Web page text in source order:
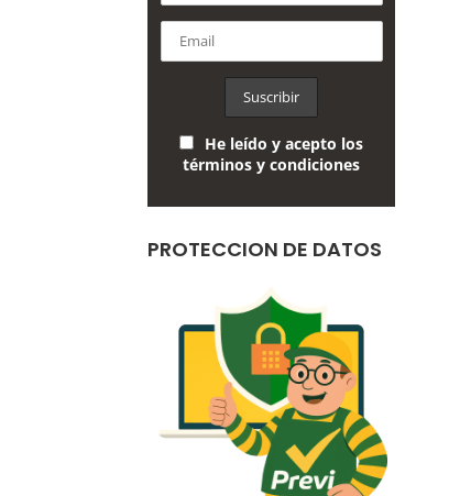
He leído y acepto los
términos y condiciones
PROTECCION DE DATOS